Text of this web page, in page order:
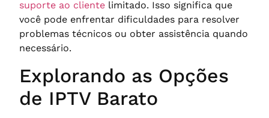
suporte ao cliente limitado. Isso significa que
você pode enfrentar dificuldades para resolver
problemas técnicos ou obter assistência quando
necessário.
Explorando as Opções
de IPTV Barato